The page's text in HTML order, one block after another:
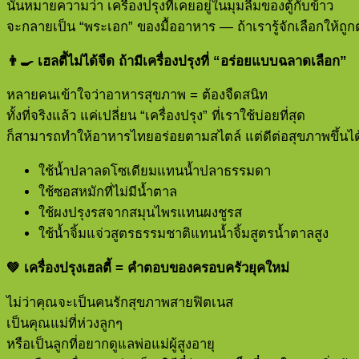
นั่นหมายความว่า เครื่องปรุงที่เคยอยู่ในมุมลืมของตู้กับข้าว
จะกลายเป็น “พระเอก” ของมื้ออาหาร — ถ้าเรารู้จักเลือกให้ถูก
👨‍🍳 เฮลตี้ไม่ได้จืด ถ้ามีเครื่องปรุงที่ “อร่อยแบบฉลาดเลือก”
หลายคนเข้าใจว่าอาหารสุขภาพ = ต้องจืดสนิท
ทั้งที่จริงแล้ว แค่เปลี่ยน “เครื่องปรุง” ที่เราใช้บ่อยที่สุด
ก็สามารถทำให้อาหารไทยอร่อยตามสไตล์ แต่ดีต่อสุขภาพขึ้น
ใช้น้ำปลาลดโซเดียมแทนน้ำปลาธรรมดา
ใช้ซอสหมักที่ไม่มีน้ำตาล
ใช้ผงปรุงรสจากสมุนไพรแทนผงชูรส
ใช้น้ำจิ้มแจ่วสูตรธรรมชาติแทนน้ำจิ้มสูตรน้ำตาลสูง
💚 เครื่องปรุงเฮลตี้ = คำตอบของครอบครัวยุคใหม่
ไม่ว่าคุณจะเป็นคนรักสุขภาพสายฟิตเนส
เป็นคุณแม่ที่ห่วงลูกๆ
หรือเป็นลูกที่อยากดูแลพ่อแม่ผู้สูงอายุ